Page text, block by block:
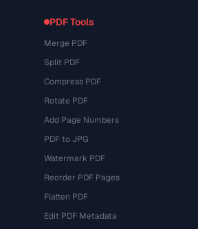
PDF Tools
Merge PDF
Split PDF
Compress PDF
Rotate PDF
Add Page Numbers
PDF to JPG
Watermark PDF
Reorder PDF Pages
Flatten PDF
Edit PDF Metadata